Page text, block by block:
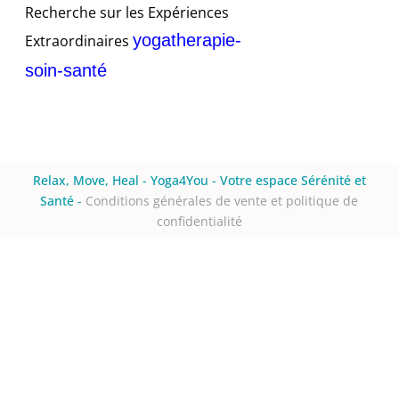
Recherche sur les Expériences
Extraordinaires yogatherapie-
soin-santé
Relax, Move, Heal - Yoga4You - Votre espace Sérénité et
Santé- Conditions générales de vente et politique de
confidentialité